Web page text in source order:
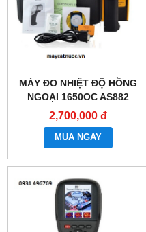
MÁY ĐO NHIỆT ĐỘ HỒNG
NGOẠI 1650OC AS882
2,700,000 đ
MUA NGAY